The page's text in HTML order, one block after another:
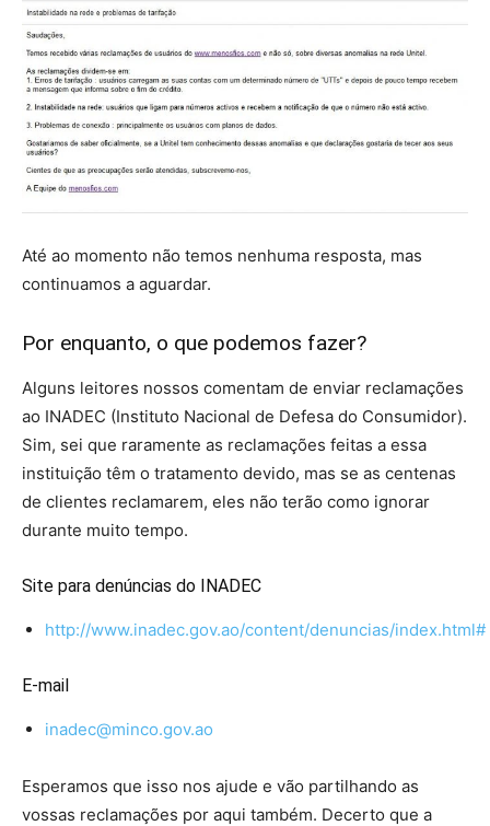
Até ao momento não temos nenhuma resposta, mas
continuamos a aguardar.
Por enquanto, o que podemos fazer?
Alguns leitores nossos comentam de enviar reclamações
ao INADEC (Instituto Nacional de Defesa do Consumidor).
Sim, sei que raramente as reclamações feitas a essa
instituição têm o tratamento devido, mas se as centenas
de clientes reclamarem, eles não terão como ignorar
durante muito tempo.
Site para denúncias do INADEC
http://www.inadec.gov.ao/content/denuncias/index.html#
E-mail
inadec@minco.gov.ao
Esperamos que isso nos ajude e vão partilhando as
vossas reclamações por aqui também. Decerto que a